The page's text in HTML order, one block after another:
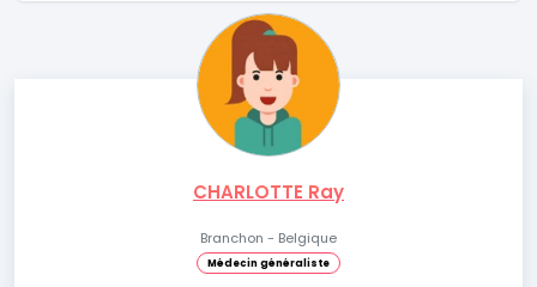
CHARLOTTE Ray
Branchon - Belgique
Médecin généraliste